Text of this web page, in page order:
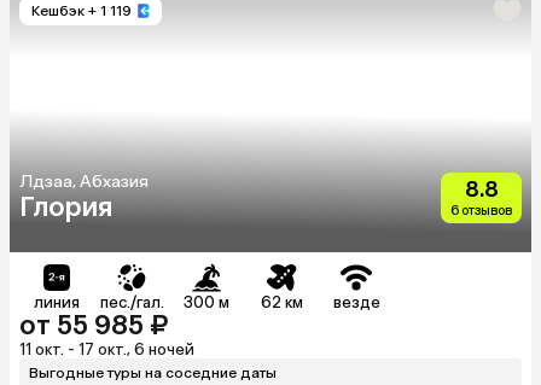
Кешбэк + 1 119
Лдзаа, Абхазия
Глория
8.8
6 отзывов
линия пес./гал. 300 м 62 км везде
от 55 985 ₽
11 окт. - 17 окт., 6 ночей
Выгодные туры на соседние даты